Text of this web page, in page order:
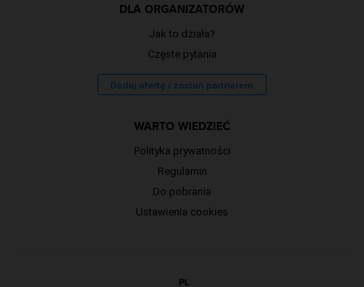
DLA ORGANIZATORÓW
Jak to działa?
Częste pytania
Dodaj ofertę i zostań partnerem
WARTO WIEDZIEĆ
Polityka prywatności
Regulamin
Do pobrania
Ustawienia cookies
PL